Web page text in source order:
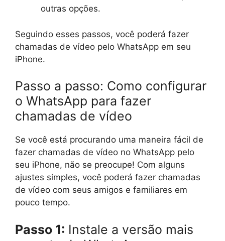
outras opções.
Seguindo esses passos, você poderá fazer
chamadas de vídeo pelo WhatsApp em seu
iPhone.
Passo a passo: Como configurar
o WhatsApp para fazer
chamadas de vídeo
Se você está procurando uma maneira fácil de
fazer chamadas de vídeo no WhatsApp pelo
seu iPhone, não se preocupe! Com alguns
ajustes simples, você poderá fazer chamadas
de vídeo com seus amigos e familiares em
pouco tempo.
Passo 1: Instale a versão mais